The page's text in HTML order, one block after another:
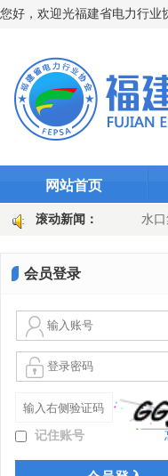
您好，欢迎光福建省电力行业
网站首页
滚动新闻：
智能防线”（图文) 水
国网长汀县供电公司
会员登录
记住账号